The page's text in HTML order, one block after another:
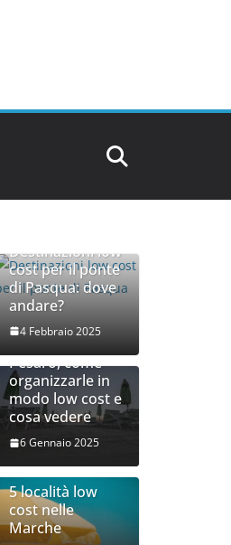
Destinazioni low
cost per il ponte
di Pasqua: dove
andare?
4 Febbraio 2025
Pesaro, come
organizzarle in
modo low cost e
cosa vedere
6 Gennaio 2025
5 località low
cost nelle
Marche